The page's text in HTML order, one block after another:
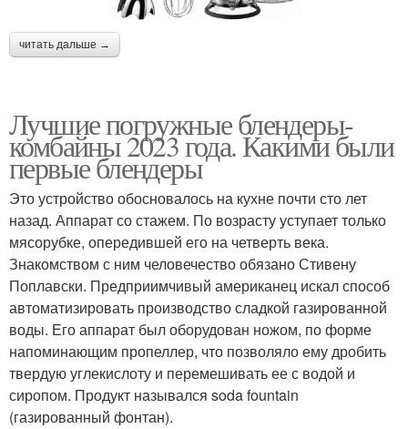
читать дальше →
Лучшие погружные блендеры-
комбайны 2023 года. Какими были
первые блендеры
Это устройство обосновалось на кухне почти сто лет
назад. Аппарат со стажем. По возрасту уступает только
мясорубке, опередившей его на четверть века.
Знакомством с ним человечество обязано Стивену
Поплавски. Предприимчивый американец искал способ
автоматизировать производство сладкой газированной
воды. Его аппарат был оборудован ножом, по форме
напоминающим пропеллер, что позволяло ему дробить
твердую углекислоту и перемешивать ее с водой и
сиропом. Продукт назывался soda fountain
(газированный фонтан).